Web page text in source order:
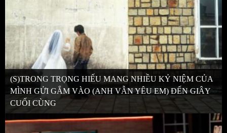
(S)TRONG TRỌNG HIẾU MANG NHIỀU KỶ NIỆM CỦA
MÌNH GỬI GẮM VÀO (ANH VẪN YÊU EM) ĐẾN GIÂY
CUỐI CÙNG